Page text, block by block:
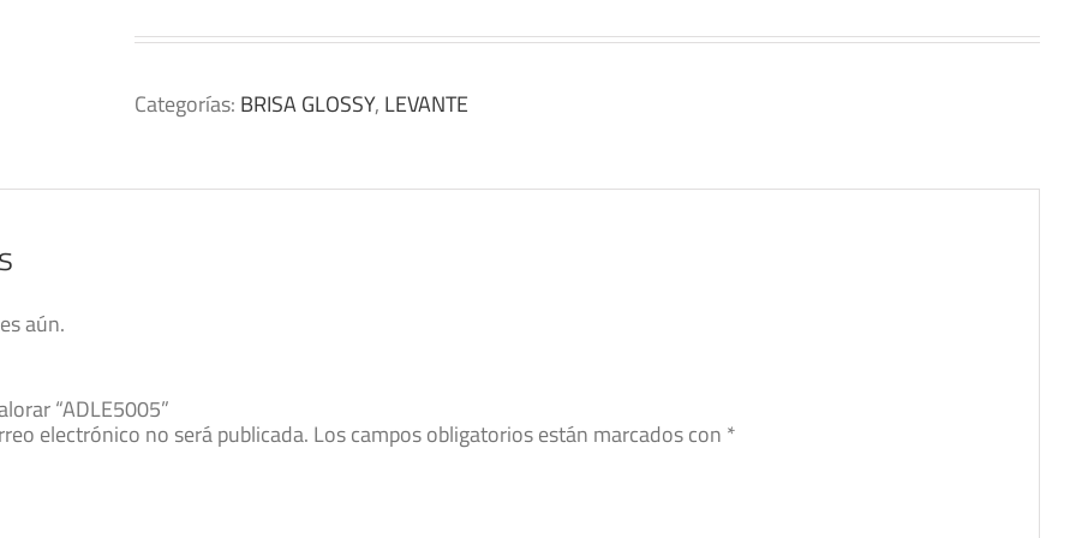
Categorías: BRISA GLOSSY, LEVANTE
aún.
“ADLE5005”
electrónico no será publicada. Los campos obligatorios están marcados con *